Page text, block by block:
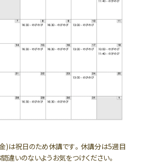
は祝日のため休講です。休講分は5週目
違いのないようお気をつけください。